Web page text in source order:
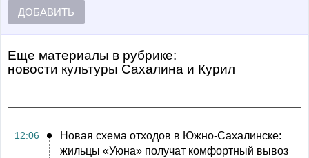
ДОБАВИТЬ
Еще материалы в рубрике:
Новости культуры Сахалина и Курил
12:06
Новая схема отходов в Южно-Сахалинске:
жильцы «Уюна» получат комфортный вывоз